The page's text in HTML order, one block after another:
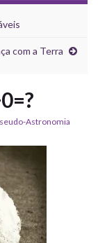
com a Terra
Astronomia